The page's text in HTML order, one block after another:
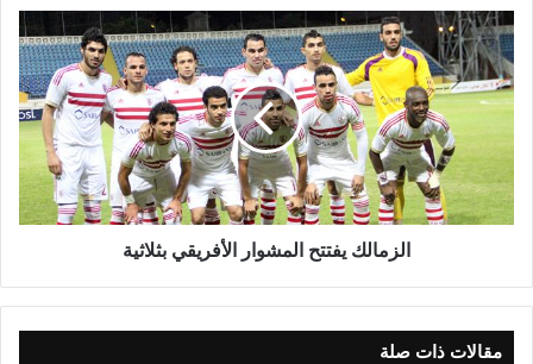
الزمالك يفتتح المشوار الأفريقي بثلاثية
مقالات ذات صلة